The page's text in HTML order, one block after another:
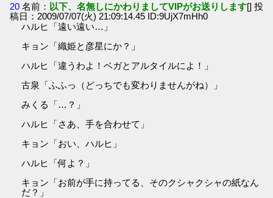
20 名前： 以下、名無しにかわりましてVIPがお送りします[] 投
稿日：2009/07/07(火) 21:09:14.45 ID:9UjX7mHh0
ハルヒ「遠い遠い…」
キョン「織姫と彦星にか？」
ハルヒ「違うわよ！ベガとアルタイルによ！」
古泉「ふふっ（どっちでも変わりませんがね）」
みくる「…？」
ハルヒ「さあ、手を合わせて」
キョン「おい、ハルヒ」
ハルヒ「何よ？」
キョン「お前が手に持ってる、そのクシャクシャの紙なん
だ？」